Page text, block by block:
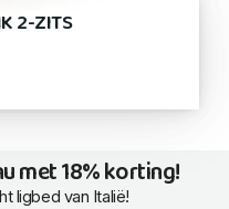
2-ZITS
met 18% korting!
ligbed van Italië!